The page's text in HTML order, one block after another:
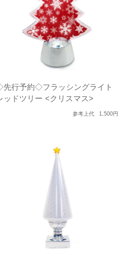
行予約◇フラッシングライト
ッドツリー <クリスマス>
参考上代 1,500円